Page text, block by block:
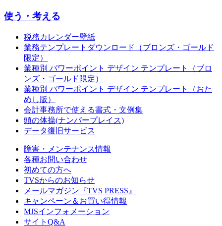
使う・考える
税務カレンダー壁紙
業務テンプレートダウンロード（ブロンズ・ゴールド
限定）
業種別 パワーポイント デザイン テンプレート（ブロ
ンズ・ゴールド限定）
業種別 パワーポイント デザイン テンプレート（おた
めし版）
会計事務所で使える書式・文例集
頭の体操(ナンバープレイス)
データ復旧サービス
障害・メンテナンス情報
各種お問い合わせ
初めての方へ
TVSからのお知らせ
メールマガジン『TVS PRESS』
キャンペーン＆お買い得情報
MJSインフォメーション
サイトQ&A